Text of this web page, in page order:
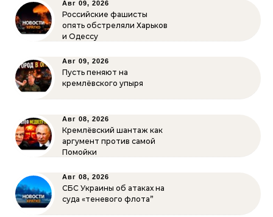
Авг 09, 2026
Российские фашисты
опять обстреляли Харьков
и Одессу
Авг 09, 2026
Пусть пеняют на
кремлёвского упыря
Авг 08, 2026
Кремлёвский шантаж как
аргумент против самой
Помойки
Авг 08, 2026
СБС Украины об атаках на
суда «теневого флота”